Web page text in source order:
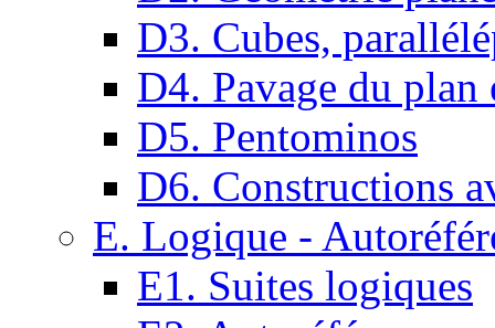
D3. Cubes,
D4. Pavage du plan
D5. Pentominos
D6. Constructions
E. Logique -
E1. Suites logiques